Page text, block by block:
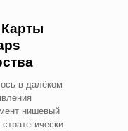
Карты
в далёком
нишевый